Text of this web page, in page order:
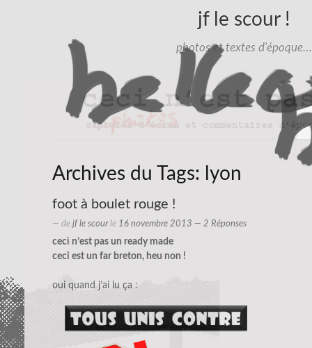
jf le scour !
photos et textes d'époque…
Archives du Tags: lyon
foot à boulet rouge !
— de jf le scourle 16 novembre 2013 — 2 Réponses
ceci n’est pas un ready made
ceci est un far breton, heu non !
oui quand j’ai lu ça :